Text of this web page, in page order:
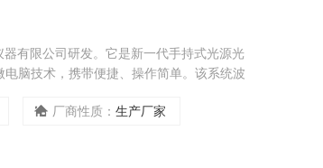
有限公司研发。它是新一代手持式光源光
脑技术，携带便捷、操作简单。该系统波
操作，方便数据处理与报
厂商性质： 生产厂家